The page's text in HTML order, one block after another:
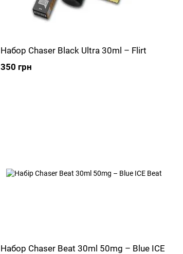
Набор Chaser Black Ultra 30ml – Flirt
350 грн
Набор Chaser Beat 30ml 50mg – Blue ICE